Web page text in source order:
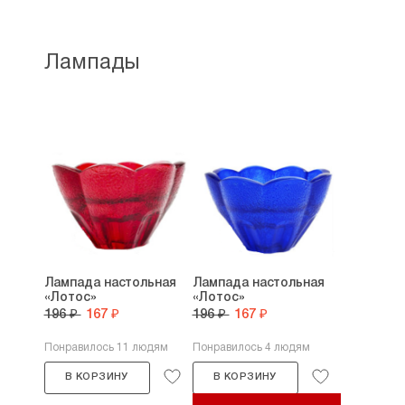
Лампады
Лампада настольная
«Лотос»
196 ₽ 167 ₽
Понравилось 11 людям
В КОРЗИНУ
Лампада настольная
«Лотос»
196 ₽ 167 ₽
Понравилось 4 людям
В КОРЗИНУ